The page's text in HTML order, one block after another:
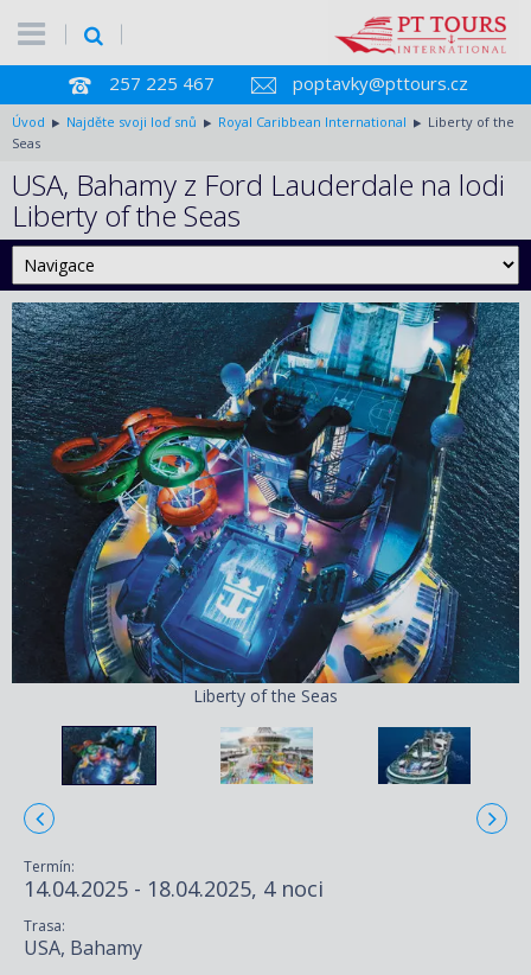
257 225 467 poptavky@pttours.cz
Úvod Najděte svoji loď snů Royal Caribbean International
Liberty of the
Seas
USA, Bahamy z Ford Lauderdale na lodi
Liberty of the Seas
Liberty of the Seas
Termín:
14.04.2025 - 18.04.2025, 4 noci
Trasa:
USA, Bahamy